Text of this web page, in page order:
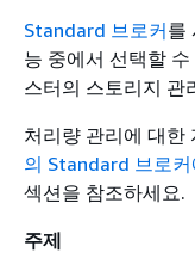
Standard 브로커를
능 중에서 선택할
스터의 스토리지 관
처리량 관리에 대한
의 Standard 브로
섹션을 참조하세요.
주제